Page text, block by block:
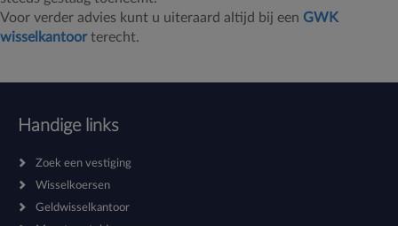
Voor verder advies kunt u uiteraard altijd bij een GWK
wisselkantoorterecht.
Handige links
Zoek een vestiging
Wisselkoersen
Geldwisselkantoor